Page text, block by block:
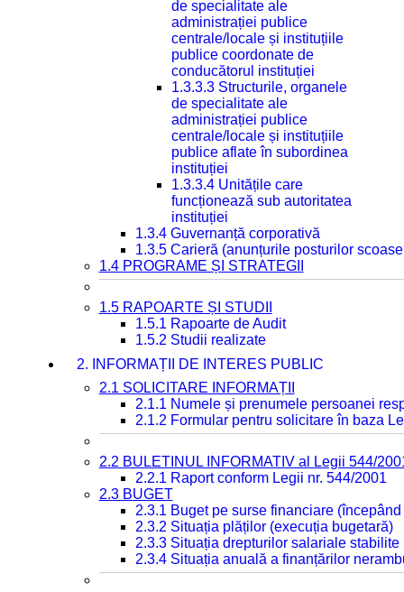
de specialitate ale
administrației publice
centrale/locale și instituțiile
publice coordonate de
conducătorul instituției
1.3.3.3 Structurile, organele
de specialitate ale
administrației publice
centrale/locale și instituțiile
publice aflate în subordinea
instituției
1.3.3.4 Unitățile care
funcționează sub autoritatea
instituției
1.3.4 Guvernanță corporativă
1.3.5 Carieră (anunțurile posturilor
1.4 PROGRAME ȘI STRATEGII
1.5 RAPOARTE ȘI STUDII
1.5.1 Rapoarte de Audit
1.5.2 Studii realizate
2. INFORMAȚII DE INTERES PUBLIC
2.1 SOLICITARE INFORMAȚII
2.1.1 Numele și prenumele persoanei
2.1.2 Formular pentru solicitare în baza
2.2 BULETINUL INFORMATIV al Legii 544/
2.2.1 Raport conform Legii nr. 544/2001
2.3 BUGET
2.3.1 Buget pe surse financiare
2.3.2 Situația plăților (execuția bugetară)
2.3.3 Situația drepturilor salariale
2.3.4 Situația anuală a finanțărilor